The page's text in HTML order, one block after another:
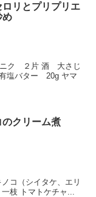
リとプリプリエ
め
ク ２片 酒 大さじ
塩バター 20g ヤマ
クリーム煮
コ（シイタケ、エリ
枝 トマトケチャ...